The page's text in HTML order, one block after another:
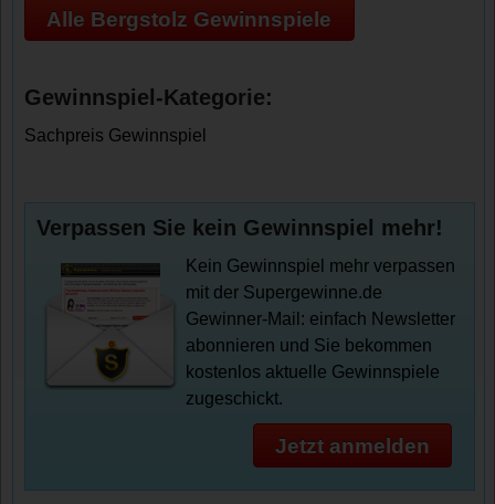
Alle Bergstolz Gewinnspiele
Gewinnspiel-Kategorie:
Sachpreis Gewinnspiel
Verpassen Sie kein Gewinnspiel mehr!
Kein Gewinnspiel mehr verpassen
mit der Supergewinne.de
Gewinner-Mail: einfach Newsletter
abonnieren und Sie bekommen
kostenlos aktuelle Gewinnspiele
zugeschickt.
Jetzt anmelden